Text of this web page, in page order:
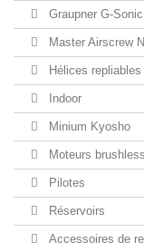
Graupner G-Sonic
Master Airscrew
Hélices repliables
Indoor
Minium Kyosho
Moteurs
Pilotes
Réservoirs
Accessoires de